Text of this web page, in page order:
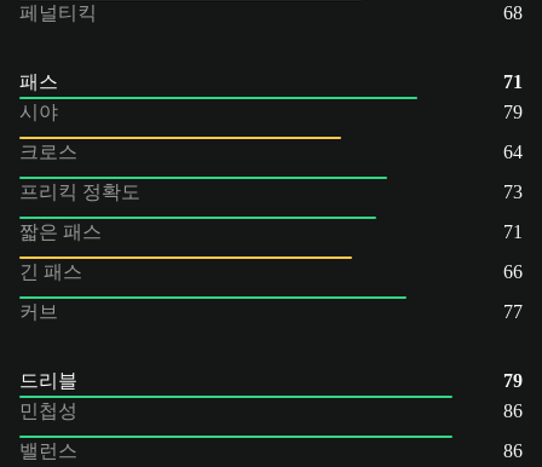
페널티킥
68
패스
71
시야
79
크로스
64
프리킥 정확도
73
짧은 패스
71
긴 패스
66
커브
77
드리블
79
민첩성
86
밸런스
86